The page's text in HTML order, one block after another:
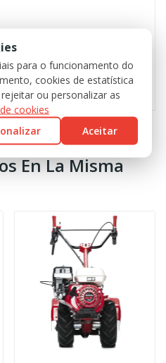
En La Misma
para o funcionamento do
cookies de estatística
ou personalizar as
cookies
Aceitar